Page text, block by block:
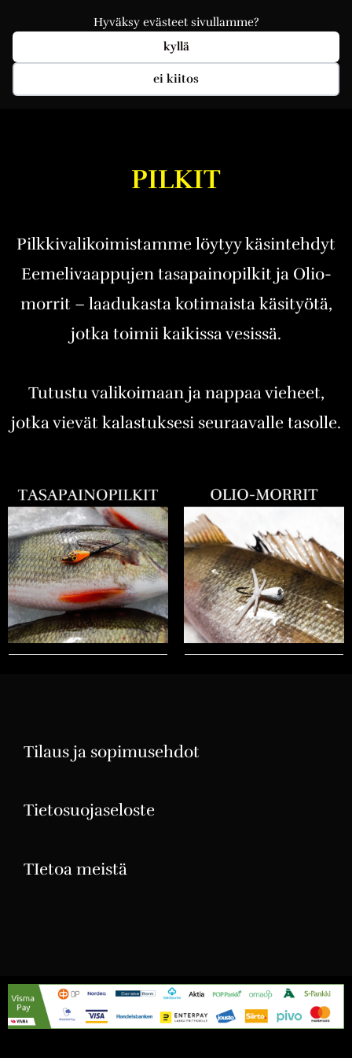
Hyväksy evästeet sivullamme?
kyllä
ei kiitos
PILKIT
Pilkkivalikoimistamme löytyy käsintehdyt
Eemelivaappujen tasapainopilkit ja Olio-
morrit – laadukasta kotimaista käsityötä,
jotka toimii kaikissa vesissä.
Tutustu valikoimaan ja nappaa vieheet,
jotka vievät kalastuksesi seuraavalle tasolle.
Tilaus ja sopimusehdot
Tietosuojaseloste
TIetoa meistä